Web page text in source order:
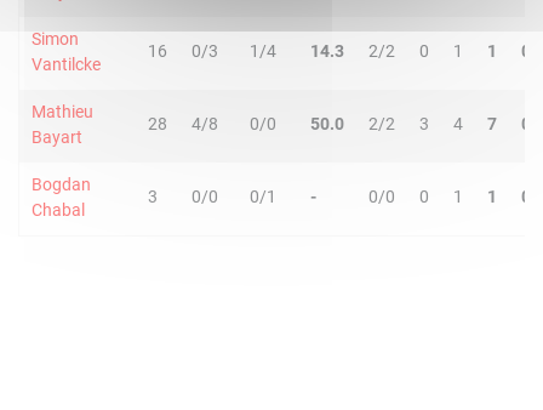
Simon
Vantilcke
16 0/3 1/4 14.3 2/2 0 1 1 0
Mathieu
Bayart
28 4/8 0/0 50.0 2/2 3 4 7 0
Bogdan
Chabal
3 0/0 0/1 - 0/0 0 1 1 0